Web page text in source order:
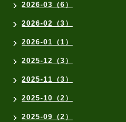
2026-03（6）
2026-02（3）
2026-01（1）
2025-12（3）
2025-11（3）
2025-10（2）
2025-09（2）